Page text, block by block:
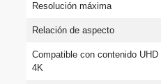
Resolución máxima
Relación de aspecto
Compatible con contenido UHD
4K